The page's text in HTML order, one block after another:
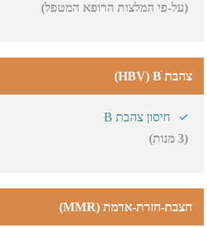
(על-פי המלצות הרופא המטפל)
צהבת HBV) Bׂ)
חיסון צהבת B
(3 מנות)
חצבת-חזרת-אדמת (MMR)